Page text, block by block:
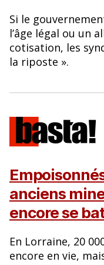
Si le
l’âge légal ou un
cotisation, les
la riposte ».
anciens
encore se
En Lorraine, 20
encore en vie,